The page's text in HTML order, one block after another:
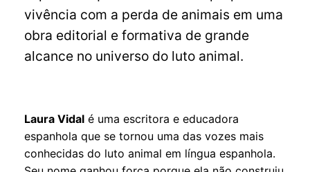
vivência com a perda de animais em uma
obra editorial e formativa de grande
alcance no universo do luto animal.
Laura Vidal é uma escritora e educadora
espanhola que se tornou uma das vozes mais
conhecidas do luto animal em língua espanhola.